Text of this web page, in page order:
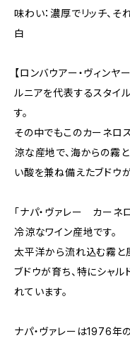
味わい：濃厚でリッチ、
白
【ロンバウアー・ヴィンヤ
ルニアを代表するスタイ
す。
その中でもこのカーネロ
涼な産地で、海からの霧
い酸を兼ね備えたブドウが
「ナパ・ヴァレー カーネ
冷涼なワイン産地です。
太平洋から流れ込む霧と
ブドウが育ち、特にシャル
れています。
ナパ・ヴァレーは1976年